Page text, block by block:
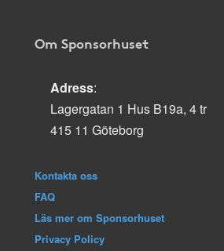
Om Sponsorhuset
Adress:
Lagergatan 1 Hus B19a, 4 tr
415 11 Göteborg
Kontakta oss
FAQ
Läs mer om Sponsorhuset
Privacy Policy